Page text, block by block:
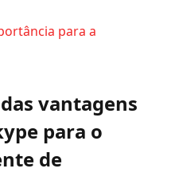
para a
vantagens
para o
de